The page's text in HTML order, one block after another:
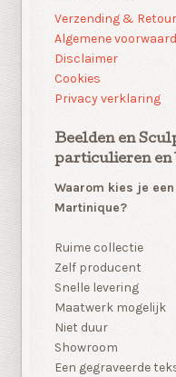
Verzending &
Algemene
Disclaimer
Cookies
Privacy verklaring
Beelden en
particulieren en
Waarom kies je
Martinique?
Ruime collectie
Zelf producent
Snelle levering
Maatwerk mogelijk
Niet duur
Showroom
Een gegraveerde